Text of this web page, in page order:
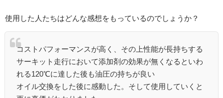
使用した人たちはどんな感想をもっているのでしょうか？
コストパフォーマンスが高く、その上性能が長持ちする
サーキット走行において添加剤の効果が無くなるといわ
れる120℃に達した後も油圧の持ちが良い
オイル交換をした後に感動した。そして使用していくと